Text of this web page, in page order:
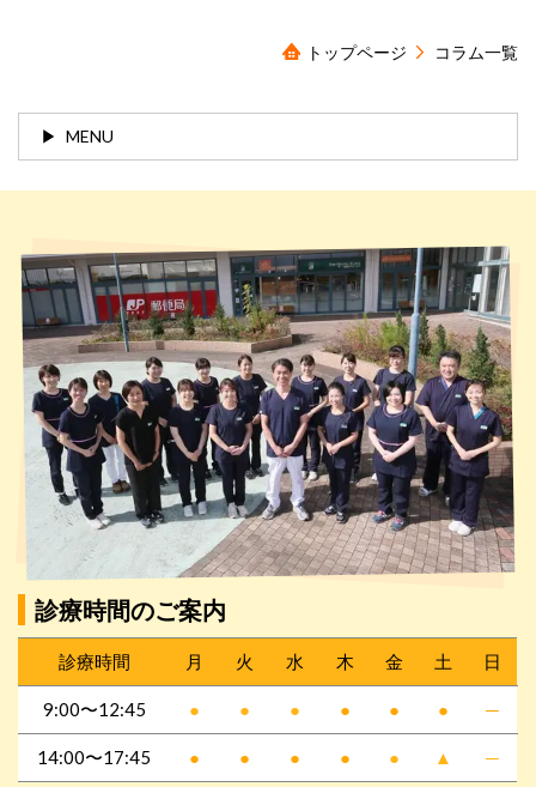
トップページ コラム一覧
MENU
診療時間のご案内
診療時間 月 火 水 木 金 土 日
9:00〜12:45 ● ● ● ● ● ● ─
14:00〜17:45 ● ● ● ● ● ▲ ─